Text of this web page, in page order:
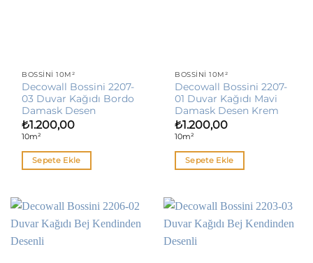
BOSSINI 10M²
Decowall Bossini 2207-
03 Duvar Kağıdı Bordo
Damask Desen
₺1.200,00
10m²
Sepete Ekle
BOSSINI 10M²
Decowall Bossini 2207-
01 Duvar Kağıdı Mavi
Damask Desen Krem
₺1.200,00
10m²
Sepete Ekle